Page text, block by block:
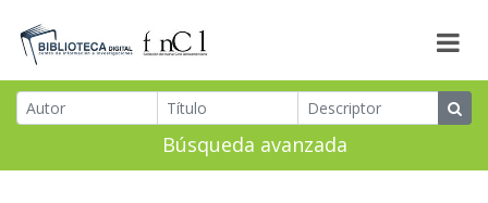
Búsqueda avanzada